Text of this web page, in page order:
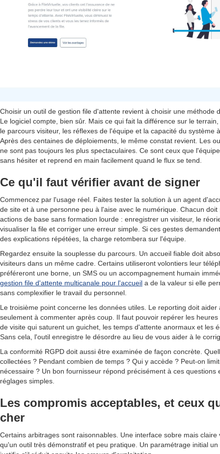
Choisir un outil de gestion file d'attente revient à choisir une méthode
Le logiciel compte, bien sûr. Mais ce qui fait la différence sur le
le parcours visiteur, les réflexes de l'équipe et la capacité du système
Après des centaines de déploiements, le même constat revient. Les
ne sont pas toujours les plus spectaculaires. Ce sont ceux que
sans hésiter et reprend en main facilement quand le flux se tend.
Ce qu'il faut vérifier avant de signer
Commencez par l'usage réel. Faites tester la solution à un agent
de site et à une personne peu à l'aise avec le numérique. Chacun
actions de base sans formation lourde : enregistrer un visiteur, le
visualiser la file et corriger une erreur simple. Si ces gestes
des explications répétées, la charge retombera sur l'équipe.
Regardez ensuite la souplesse du parcours. Un accueil fiable doit
visiteurs dans un même cadre. Certains utiliseront volontiers leur
préféreront une borne, un SMS ou un accompagnement humain
gestion file d'attente multicanale pour l'accueil a de la valeur si elle
sans complexifier le travail du personnel.
Le troisième point concerne les données utiles. Le reporting doit aider
seulement à commenter après coup. Il faut pouvoir repérer les
de visite qui saturent un guichet, les temps d'attente anormaux et les
Sans cela, l'outil enregistre le désordre au lieu de vous aider à le
La conformité RGPD doit aussi être examinée de façon concrète.
collectées ? Pendant combien de temps ? Qui y accède ? Peut-on
nécessaire ? Un bon fournisseur répond précisément à ces questions
réglages simples.
Les compromis acceptables, et ceux
cher
Certains arbitrages sont raisonnables. Une interface sobre mais claire
qu'un outil très démonstratif et peu pratique. Un paramétrage initial